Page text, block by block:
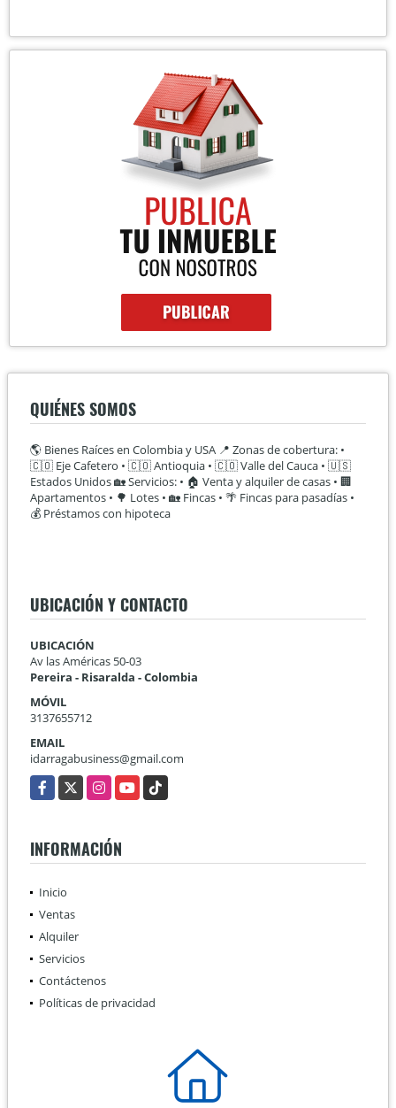
QUIÉNES SOMOS
🌎 Bienes Raíces en Colombia y USA 📍 Zonas de cobertura: •
🇨🇴 Eje Cafetero • 🇨🇴 Antioquia • 🇨🇴 Valle del Cauca • 🇺🇸
Estados Unidos 🏡 Servicios: • 🏠 Venta y alquiler de casas • 🏢
Apartamentos • 🌳 Lotes • 🏡 Fincas • 🌴 Fincas para pasadías •
💰 Préstamos con hipoteca
UBICACIÓN Y CONTACTO
UBICACIÓN
Av las Américas 50-03
Pereira - Risaralda - Colombia
MÓVIL
3137655712
EMAIL
idarragabusiness@gmail.com
Facebook
X InstagramYouTube
TikTok
INFORMACIÓN
Inicio
Ventas
Alquiler
Servicios
Contáctenos
Políticas de privacidad